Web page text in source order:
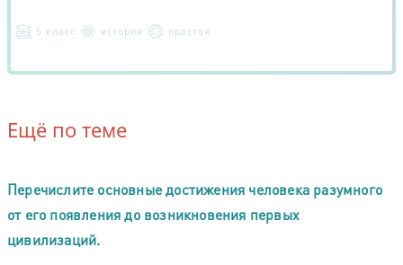
5 класс история простая
Ещё по теме
Перечислите основные достижения человека разумного
от его появления до возникновения первых
цивилизаций.